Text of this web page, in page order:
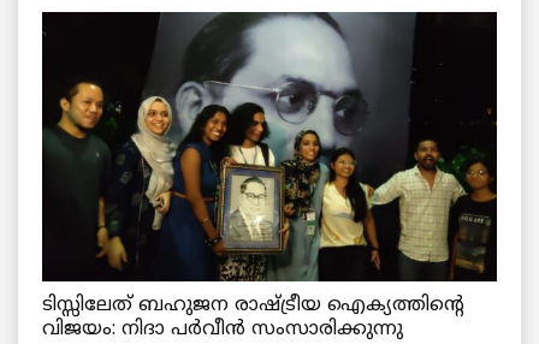
ടിസ്സിലേത് ബഹുജന രാഷ്ട്രീയ ഐക്യത്തിന്റെ
വിജയം: നിദാ പർവീൻ സംസാരിക്കുന്നു